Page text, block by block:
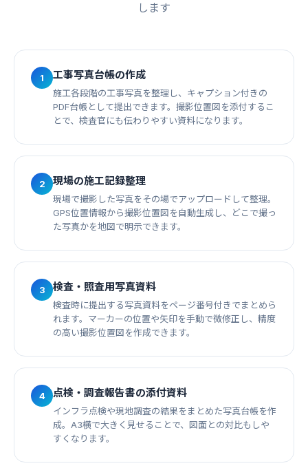
します
1 工事写真台帳の作成
施工各段階の工事写真を整理し、キャプション付きの
PDF台帳として提出できます。撮影位置図を添付するこ
とで、検査官にも伝わりやすい資料になります。
2 現場の施工記録整理
現場で撮影した写真をその場でアップロードして整理。
GPS位置情報から撮影位置図を自動生成し、どこで撮っ
た写真かを地図で明示できます。
3 検査・照査用写真資料
検査時に提出する写真資料をページ番号付きでまとめら
れます。マーカーの位置や矢印を手動で微修正し、精度
の高い撮影位置図を作成できます。
4 点検・調査報告書の添付資料
インフラ点検や現地調査の結果をまとめた写真台帳を作
成。A3横で大きく見せることで、図面との対比もしや
すくなります。